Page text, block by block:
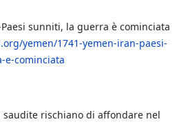
sunniti, la guerra è cominciata
yemen/1741-yemen-iran-paesi-
e-cominciata
rischiano di affondare nel